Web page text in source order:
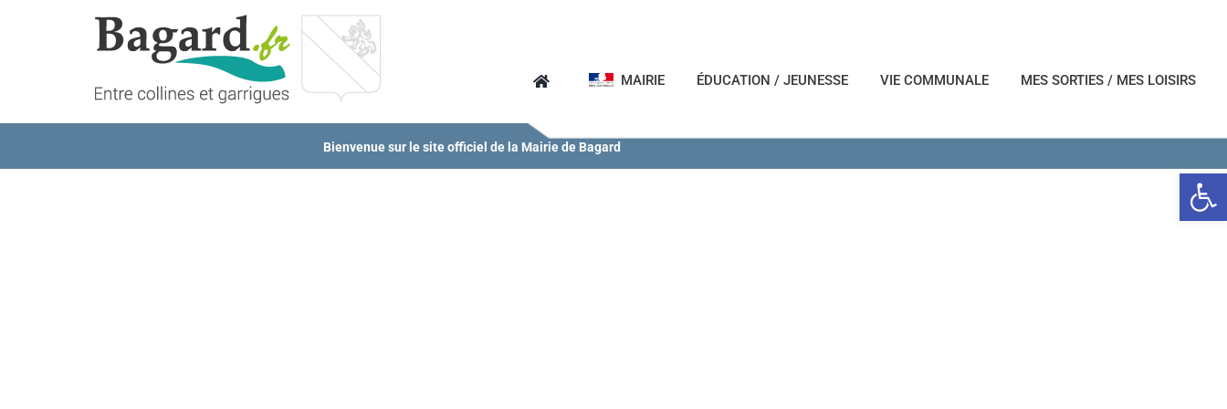
Ouvrir
MAIRIE ÉDUCATION / JEUNESSE VIE COMMUNALE MES SORTIES / MES LOISIRS
Bienvenue sur le site officiel de la Mairie de Bagard